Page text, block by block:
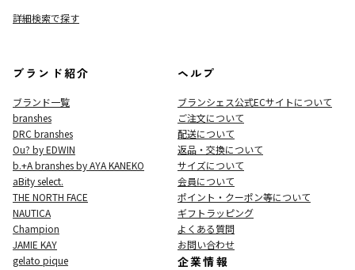
詳細検索で探す
ブランド紹介
ブランド一覧
branshes
DRC branshes
Ou? by EDWIN
b.+A branshes by AYA KANEKO
aBity select.
THE NORTH FACE
NAUTICA
Champion
JAMIE KAY
gelato pique
ヘルプ
ブランシェス公式ECサイトについて
ご注文について
配送について
返品・交換について
サイズについて
会員について
ポイント・クーポン等について
ギフトラッピング
よくある質問
お問い合わせ
企業情報